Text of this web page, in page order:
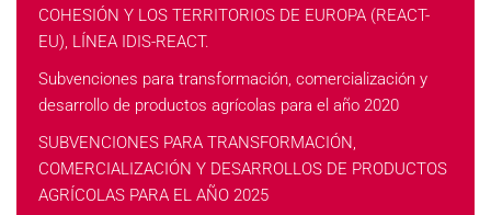
COHESIÓN Y LOS TERRITORIOS DE EUROPA (REACT-
EU), LÍNEA IDIS-REACT.
Subvenciones para transformación, comercialización y
desarrollo de productos agrícolas para el año 2020
SUBVENCIONES PARA TRANSFORMACIÓN,
COMERCIALIZACIÓN Y DESARROLLOS DE PRODUCTOS
AGRÍCOLAS PARA EL AÑO 2025